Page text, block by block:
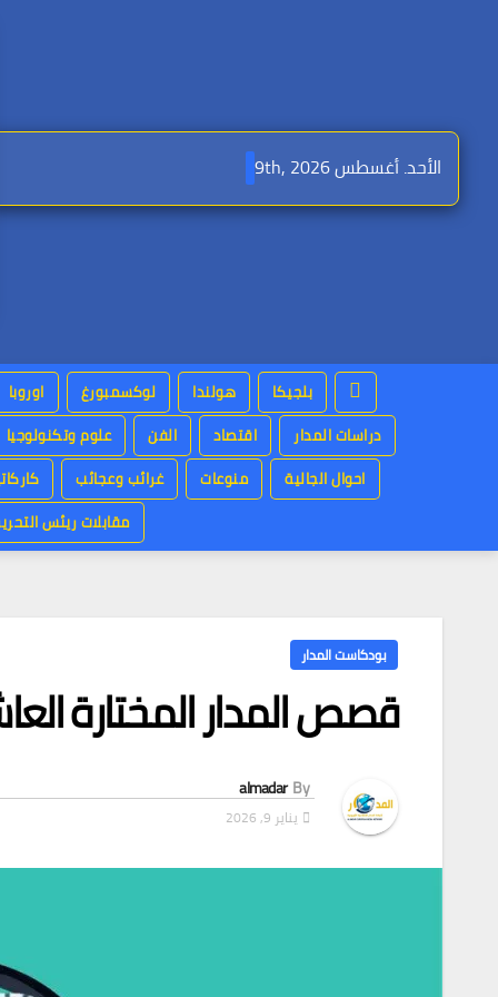
الأحد. أغسطس 9th, 2026
بلجيكا هولندا لوكسمبورغ
اوروبا
دراسات المدار
اقتصاد الفن
علوم وتكنولوجيا
احوال الجالية
منوعات غرائب وعجائب
مقابلات ريئس
بودكاست المدار
قصص المدار المختارة
By
almadar
يناير 9, 2026